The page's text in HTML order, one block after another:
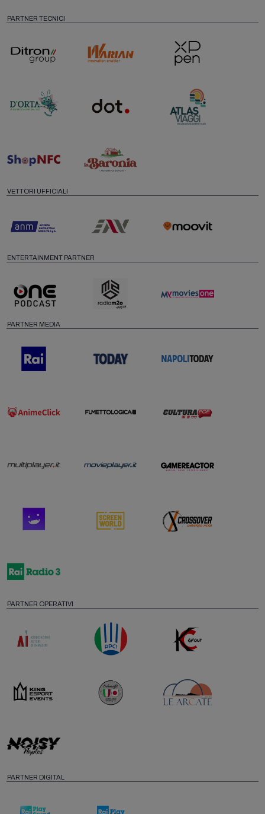
PARTNER TECNICI
VETTORI UFFICIALI
ENTERTAINMENT PARTNER
PARTNER MEDIA
PARTNER OPERATIVI
PARTNER DIGITAL